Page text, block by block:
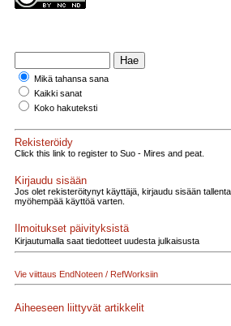
Mikä tahansa sana
Kaikki sanat
Koko hakuteksti
Rekisteröidy
Click this link to register to Suo - Mires and peat.
Kirjaudu sisään
Jos olet rekisteröitynyt käyttäjä, kirjaudu sisään
myöhempää käyttöä varten.
Ilmoitukset päivityksistä
Kirjautumalla saat tiedotteet uudesta julkaisusta
Vie viittaus EndNoteen / RefWorksiin
Aiheeseen liittyvät artikkelit